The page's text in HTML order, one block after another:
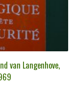
van Langenhove,